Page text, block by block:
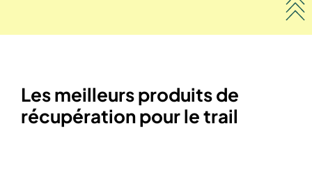
Les meilleurs produits de
récupération pour le trail